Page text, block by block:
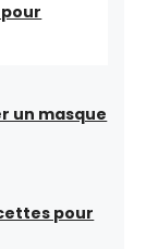
un masque
pour